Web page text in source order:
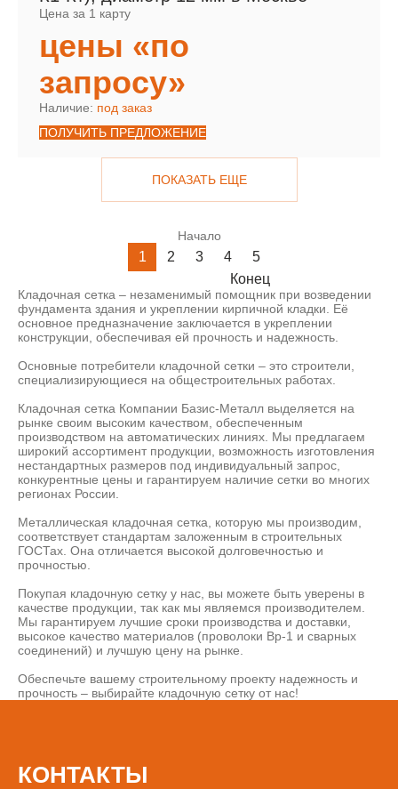
Цена за 1 карту
цены «по
запросу»
Наличие: под заказ
ПОЛУЧИТЬ ПРЕДЛОЖЕНИЕ
ПОКАЗАТЬ ЕЩЕ
Начало
1 2 3 4
5
Конец
Кладочная сетка – незаменимый помощник при возведении
фундамента здания и укреплении кирпичной кладки. Её
основное предназначение заключается в укреплении
конструкции, обеспечивая ей прочность и надежность.
Основные потребители кладочной сетки – это строители,
специализирующиеся на общестроительных работах.
Кладочная сетка Компании Базис-Металл выделяется на
рынке своим высоким качеством, обеспеченным
производством на автоматических линиях. Мы предлагаем
широкий ассортимент продукции, возможность изготовления
нестандартных размеров под индивидуальный запрос,
конкурентные цены и гарантируем наличие сетки во многих
регионах России.
Металлическая кладочная сетка, которую мы производим,
соответствует стандартам заложенным в строительных
ГОСТах. Она отличается высокой долговечностью и
прочностью.
Покупая кладочную сетку у нас, вы можете быть уверены в
качестве продукции, так как мы являемся производителем.
Мы гарантируем лучшие сроки производства и доставки,
высокое качество материалов (проволоки Вр-1 и сварных
соединений) и лучшую цену на рынке.
Обеспечьте вашему строительному проекту надежность и
прочность – выбирайте кладочную сетку от нас!
КОНТАКТЫ